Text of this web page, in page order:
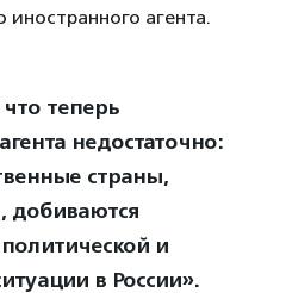
агента.
теперь
недостаточно:
страны,
добиваются
и
в России».